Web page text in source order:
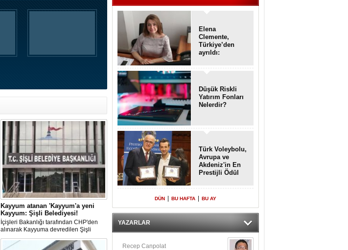
Kayyum atanan 'Kayyum'a yeni
Kayyum: Şişli Belediyesi!
İçişleri Bakanlığı tarafından CHP'den
alınarak Kayyuma devredilen Şişli
Belediyesinde bir hafta içinde 2. kez
Kayyum değişti.
Elena
Clemente,
Türkiye’den
ayrıldı:
Enkaz!
Düşük Riskli
Yatırım Fonları
Nelerdir?
Türk Voleybolu,
Avrupa ve
Akdeniz'in En
Prestijli Ödül
Yeniden Onur
Konuğu
DÜN BU HAFTA BU AY
YAZARLAR
Recep Canpolat